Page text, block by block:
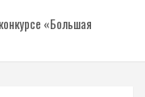
«Большая